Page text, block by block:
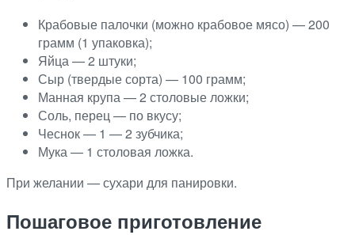
Крабовые палочки (можно крабовое мясо) — 200
грамм (1 упаковка);
Яйца — 2 штуки;
Сыр (твердые сорта) — 100 грамм;
Манная крупа — 2 столовые ложки;
Соль, перец — по вкусу;
Чеснок — 1 — 2 зубчика;
Мука — 1 столовая ложка.
При желании — сухари для панировки.
Пошаговое приготовление